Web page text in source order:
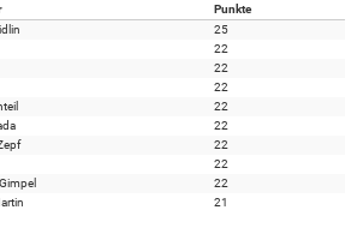
Punkte
25
22
22
22
22
22
22
22
22
21